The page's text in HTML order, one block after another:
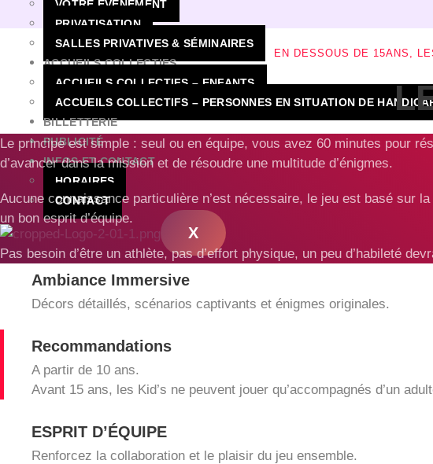
VOTRE ÉVÈNEMENT
PRIVATISATION
SALLES PRIVATIVES & SÉMINAIRES
ACCUEILS COLLECTIFS
ACCUEILS COLLECTIFS – ENFANTS
ACCUEILS COLLECTIFS – PERSONNES EN SITUATION DE
BILLETTERIE
PUBLICITÉ
INFOS ET CONTACT
HORAIRES
CONTACT
X
EN DESSOUS DE 15ANS,
Le principe est simple : seul ou en équipe, vous avez 60 minutes pour
d’avancer dans la mission et de résoudre une multitude d’énigmes.
Aucune connaissance particulière n’est nécessaire, le jeu est basé sur
un bon esprit d’équipe.
Pas besoin d’être un athlète, pas d’effort physique, un peu d’habileté
Ambiance Immersive
Décors détaillés, scénarios captivants et énigmes originales.
Recommandations
A partir de 10 ans.
Avant 15 ans, les Kid’s ne peuvent jouer qu’accompagnés d’un
ESPRIT D’ÉQUIPE
Renforcez la collaboration et le plaisir du jeu ensemble.